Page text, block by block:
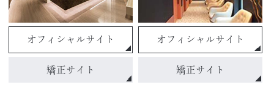
オフィシャルサイト
矯正サイト
オフィシャルサイト
矯正サイト